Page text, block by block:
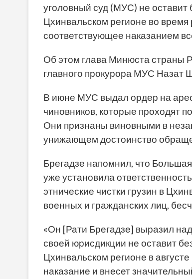
уголовный суд (МУС) не
Цхинвальском регионе во время
соответствующее наказанием
Об этом глава Минюста страны
главного прокурора МУС Назат
В июне МУС выдал ордер на
чиновников, которые проходят
Они признаны виновными в
унижающем достоинство
Брегадзе напомнил, что
уже установила
этнические чистки грузин в
военных и гражданских лиц,
«Он [Рати Брегадзе] выразил
своей юрисдикции не оставит
Цхинвальском регионе в
наказание и внесет